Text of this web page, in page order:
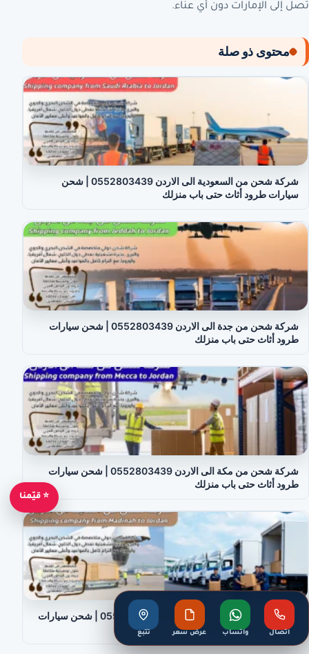
تصل إلى الإمارات دون أي عناء.
محتوى ذو صلة
شركة شحن من السعودية الى الاردن 0552803439 | شحن
سيارات طرود أثاث حتى باب منزلك
شركة شحن من جدة الى الاردن 0552803439 | شحن سيارات
طرود أثاث حتى باب منزلك
شركة شحن من مكة الى الاردن 0552803439 | شحن سيارات
طرود أثاث حتى باب منزلك
شركة شحن من المدينة الى الاردن 0552803439 | شحن سيارات
طرود أثاث حتى باب منزلك
اتصال واتساب عرض سعر تتبع
⭐ قيّمنا